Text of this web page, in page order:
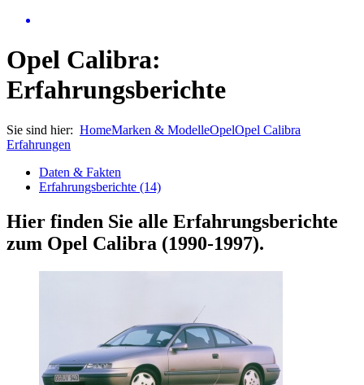
Opel Calibra:
Erfahrungsberichte
Sie sind hier: HomeMarken & ModelleOpelOpel Calibra
Erfahrungen
Daten & Fakten
Erfahrungsberichte (14)
Hier finden Sie alle Erfahrungsberichte
zum Opel Calibra (1990-1997).